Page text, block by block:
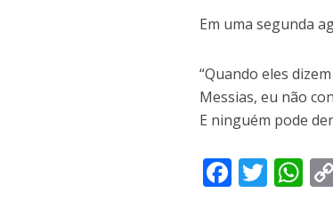
Em uma segunda
“Quando eles
Messias, eu não
E ninguém pode
F T W